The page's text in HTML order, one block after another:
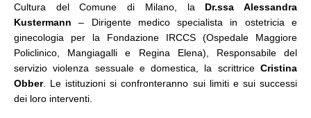
Cultura del Comune di Milano, la Dr.ssa Alessandra
Kustermann – Dirigente medico specialista in ostetricia e
ginecologia per la Fondazione IRCCS (Ospedale Maggiore
Policlinico, Mangiagalli e Regina Elena), Responsabile del
servizio violenza sessuale e domestica, la scrittrice Cristina
Obber. Le istituzioni si confronteranno sui limiti e sui successi
dei loro interventi.